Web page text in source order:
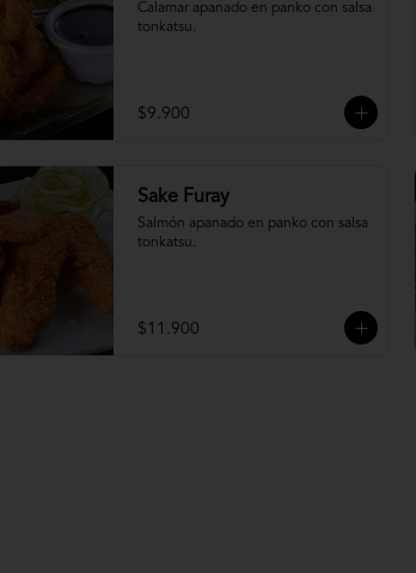
Calamar apanado en panko con salsa
tonkatsu.
$9.900
Sake Furay
Salmón apanado en panko con salsa
tonkatsu.
$11.900